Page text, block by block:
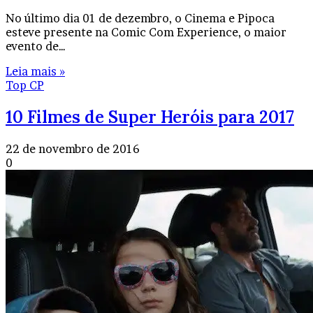
No último dia 01 de dezembro, o Cinema e Pipoca
esteve presente na Comic Com Experience, o maior
evento de…
Leia mais »
Top CP
10 Filmes de Super Heróis para 2017
22 de novembro de 2016
0